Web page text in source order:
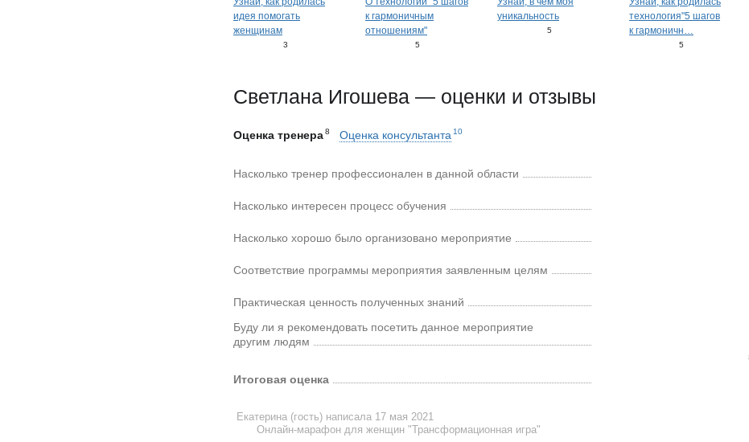
идея помогать
женщинам
3
к гармоничным
отношениям"
5
уникальность
5
технология"5 шагов
к гармоничн…
5
Светлана Игошева — оценки и отзывы
Оценка тренера8 Оценка консультанта 10
Насколько тренер профессионален в данной области
Насколько интересен процесс обучения
Насколько хорошо было организовано мероприятие
Соответствие программы мероприятия заявленным целям
Практическая ценность полученных знаний
Буду ли я рекомендовать посетить данное мероприятие
другим людям
Итоговая оценка
Екатерина (гость) написала 17 мая 2021
Онлайн-марафон для женщин "Трансформационная игра"